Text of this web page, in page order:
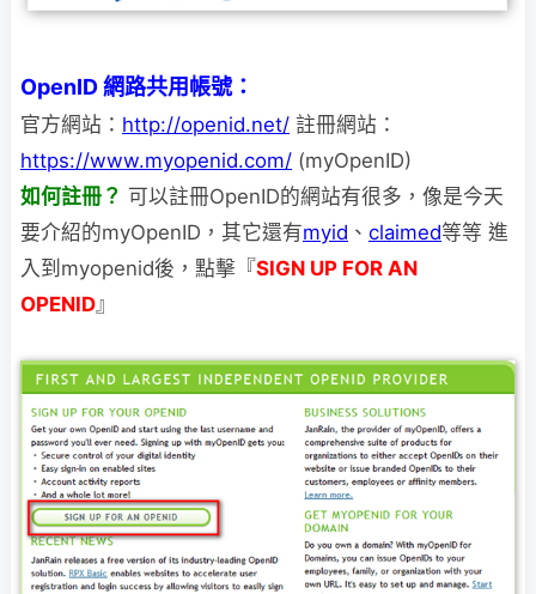
OpenID 網路共用帳號：
官方網站： http://openid.net/ 註冊網站：
https://www.myopenid.com/ (myOpenID)
如何註冊？ 可以註冊OpenID的網站有很多，像是今天
要介紹的myOpenID，其它還有myid 、 claimed等等 進
入到myopenid後，點擊『SIGN UP FOR AN
OPENID』